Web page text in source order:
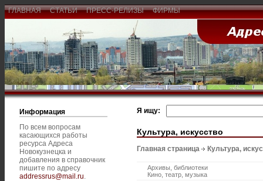
ГЛАВНАЯ СТАТЬИ ПРЕСС-РЕЛИЗЫ ФИРМЫ
Информация
По всем вопросам
касающихся работы
ресурса Адреса
Новокузнецка и
добавления в справочник
пишите по адресу
addressrus@mail.ru.
Я ищу:
Культура, искусство
Главная страница Культура,
Архивы, библиотеки
Кино, театр, музыка